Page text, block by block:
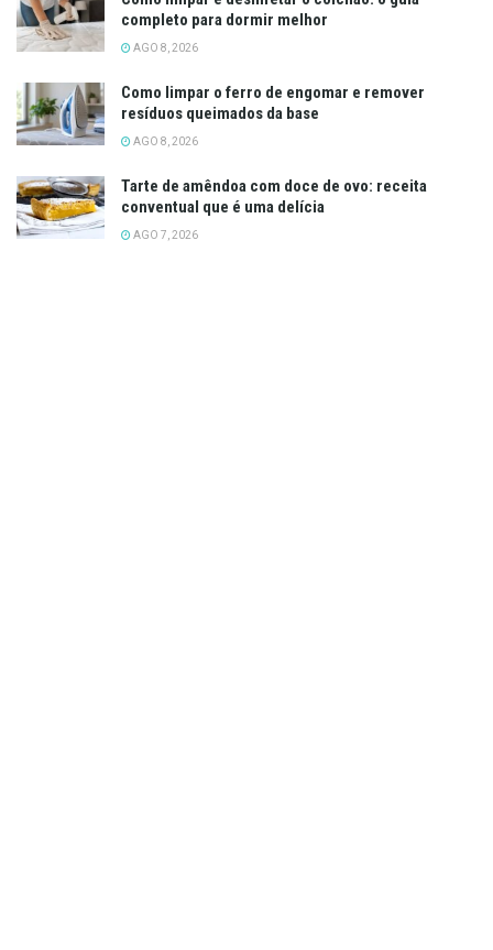
completo para dormir melhor
AGO 8, 2026
Como limpar o ferro de engomar e remover
resíduos queimados da base
AGO 8, 2026
Tarte de amêndoa com doce de ovo: receita
conventual que é uma delícia
AGO 7, 2026